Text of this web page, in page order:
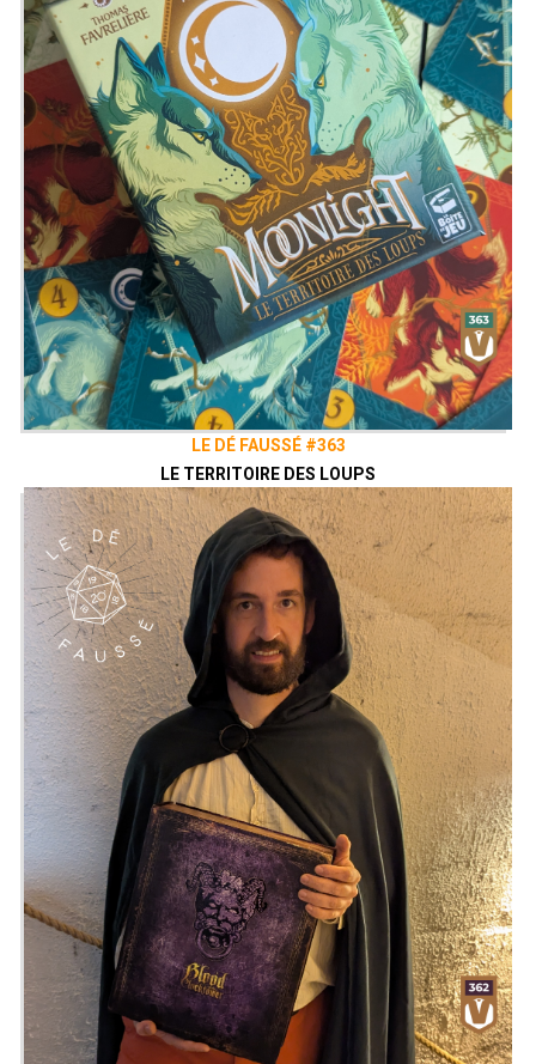
LE DÉ FAUSSÉ #363
LE TERRITOIRE DES LOUPS